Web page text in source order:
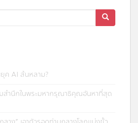
ค AI ล้นหลาม?
สำนึกในพระมหากรุณาธิคุณอันหาที่สุด